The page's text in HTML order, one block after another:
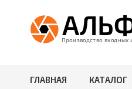
ГЛАВНАЯ КАТАЛОГ